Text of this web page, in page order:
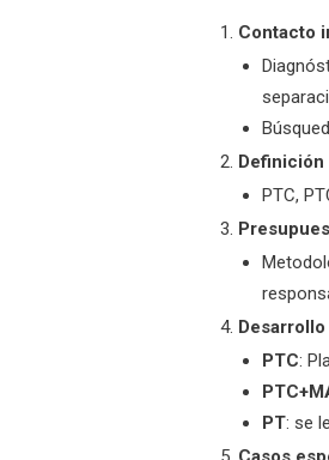
Contacto
PTC,
PTC:
PT: se